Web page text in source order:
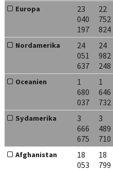
Europa
23
040
197
22
752
824
Nordamerika
24
051
637
24
982
248
Oceanien
1
680
037
1
646
732
Sydamerika
3
666
675
3
489
710
Afghanistan
18
053
18
799